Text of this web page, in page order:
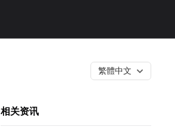
繁體中文
相关资讯